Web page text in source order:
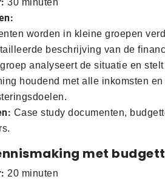
worden in kleine groepen
beschrijving van de
analyseert de situatie en
houdend met alle inkomsten
Case study documenten,
met
20 minuten